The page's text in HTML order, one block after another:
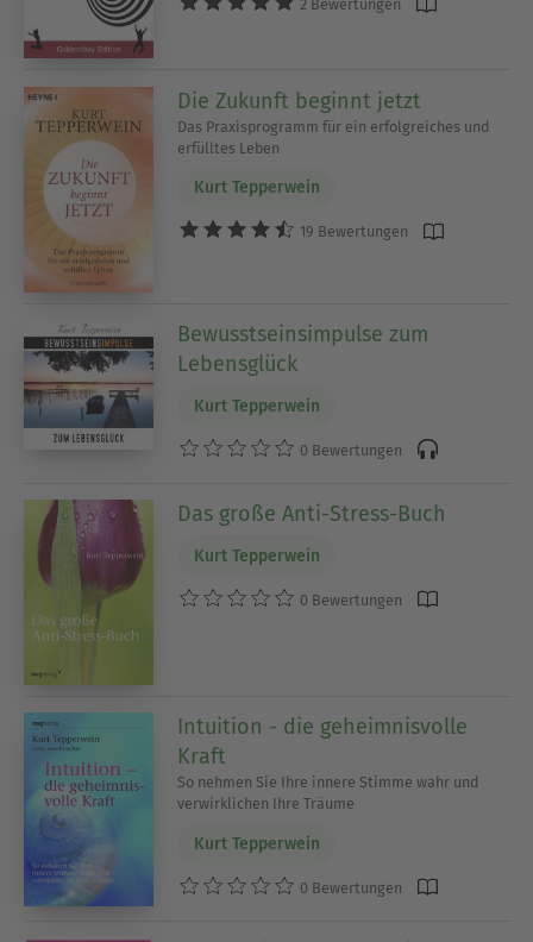
2 Bewertungen
Die Zukunft beginnt jetzt
Das Praxisprogramm für ein erfolgreiches und
erfülltes Leben
Kurt Tepperwein
19 Bewertungen
Bewusstseinsimpulse zum
Lebensglück
Kurt Tepperwein
0 Bewertungen
Das große Anti-Stress-Buch
Kurt Tepperwein
0 Bewertungen
Intuition - die geheimnisvolle
Kraft
So nehmen Sie Ihre innere Stimme wahr und
verwirklichen Ihre Träume
Kurt Tepperwein
0 Bewertungen